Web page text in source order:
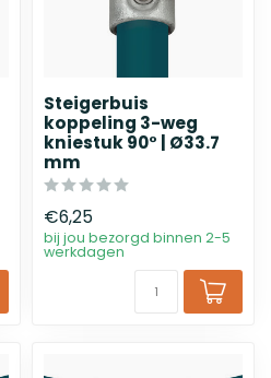
Steigerbuis
koppeling 3-weg
kniestuk 90° | Ø33.7
mm
€6,25
bij jou bezorgd binnen 2-5
werkdagen